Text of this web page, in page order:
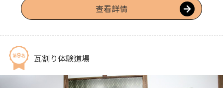
喜愛的香氣吧。
查看詳情
瓦割り体験道場